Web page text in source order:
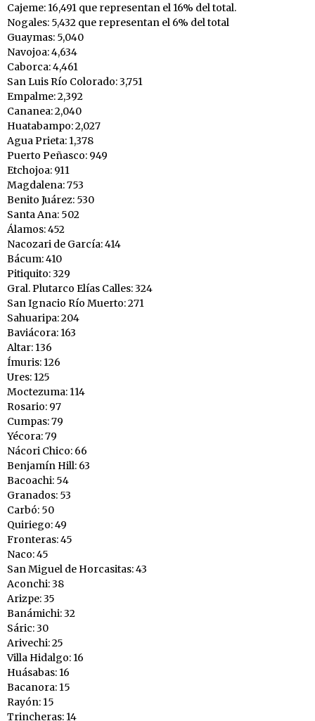
Cajeme: 16,491 que representan el 16% del total.
Nogales: 5,432 que representan el 6% del total
Guaymas: 5,040
Navojoa: 4,634
Caborca: 4,461
San Luis Río Colorado: 3,751
Empalme: 2,392
Cananea: 2,040
Huatabampo: 2,027
Agua Prieta: 1,378
Puerto Peñasco: 949
Etchojoa: 911
Magdalena: 753
Benito Juárez: 530
Santa Ana: 502
Álamos: 452
Nacozari de García: 414
Bácum: 410
Pitiquito: 329
Gral. Plutarco Elías Calles: 324
San Ignacio Río Muerto: 271
Sahuaripa: 204
Baviácora: 163
Altar: 136
Ímuris: 126
Ures: 125
Moctezuma: 114
Rosario: 97
Cumpas: 79
Yécora: 79
Nácori Chico: 66
Benjamín Hill: 63
Bacoachi: 54
Granados: 53
Carbó: 50
Quiriego: 49
Fronteras: 45
Naco: 45
San Miguel de Horcasitas: 43
Aconchi: 38
Arizpe: 35
Banámichi: 32
Sáric: 30
Arivechi: 25
Villa Hidalgo: 16
Huásabas: 16
Bacanora: 15
Rayón: 15
Trincheras: 14